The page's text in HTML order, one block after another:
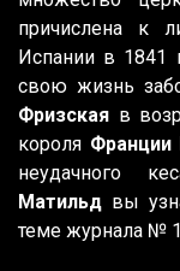
причислена к
Испании в 1841
свою жизнь
Фризская в
короля Франции
неудачного
Матильд вы
теме журнала № 1